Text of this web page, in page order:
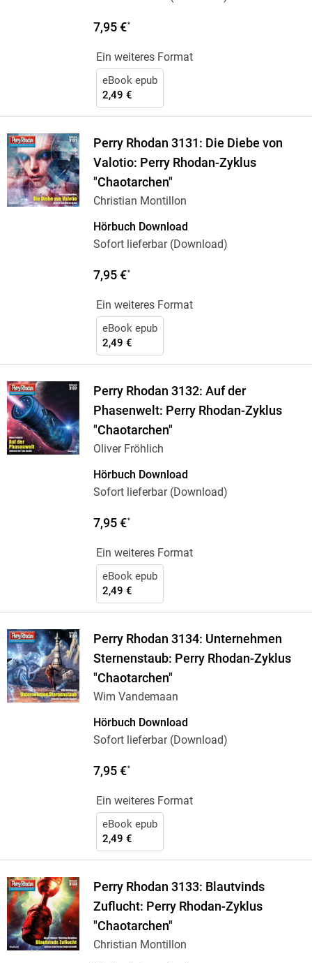
7,95 €*
Ein weiteres Format
eBook epub
2,49 €
Perry Rhodan 3131: Die Diebe von
Valotio: Perry Rhodan-Zyklus
"Chaotarchen"
Christian Montillon
Hörbuch Download
Sofort lieferbar (Download)
7,95 €*
Ein weiteres Format
eBook epub
2,49 €
Perry Rhodan 3132: Auf der
Phasenwelt: Perry Rhodan-Zyklus
"Chaotarchen"
Oliver Fröhlich
Hörbuch Download
Sofort lieferbar (Download)
7,95 €*
Ein weiteres Format
eBook epub
2,49 €
Perry Rhodan 3134: Unternehmen
Sternenstaub: Perry Rhodan-Zyklus
"Chaotarchen"
Wim Vandemaan
Hörbuch Download
Sofort lieferbar (Download)
7,95 €*
Ein weiteres Format
eBook epub
2,49 €
Perry Rhodan 3133: Blautvinds
Zuflucht: Perry Rhodan-Zyklus
"Chaotarchen"
Christian Montillon